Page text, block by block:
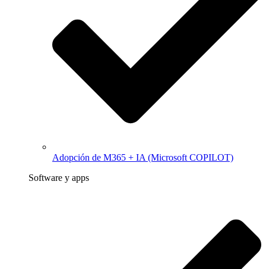
Adopción de M365 + IA (Microsoft COPILOT)
Software y apps